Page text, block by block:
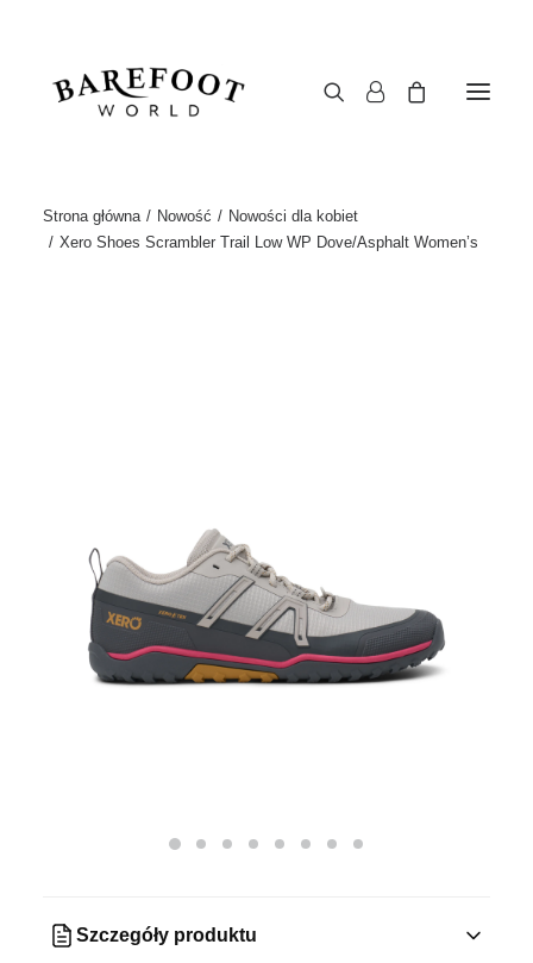
Strona główna Nowość
Nowości dla kobiet
Xero Shoes Scrambler Trail Low WP Dove/Asphalt Women’s
Szczegóły produktu